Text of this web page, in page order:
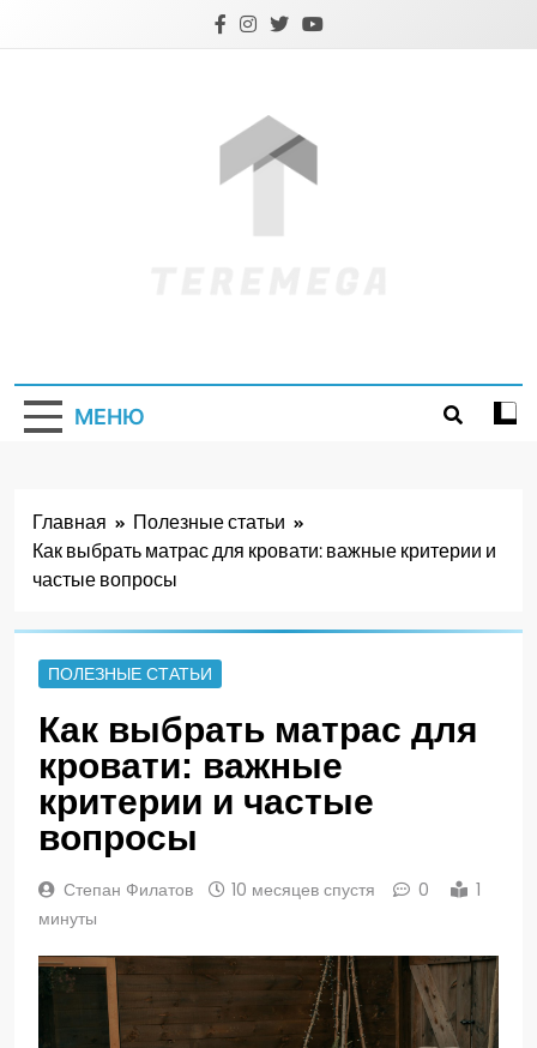
МЕНЮ
Главная
Полезные статьи
Как выбрать матрас для кровати: важные критерии и
частые вопросы
ПОЛЕЗНЫЕ СТАТЬИ
Как выбрать матрас для
кровати: важные
критерии и частые
вопросы
Степан Филатов 10 месяцев спустя 0
1
минуты